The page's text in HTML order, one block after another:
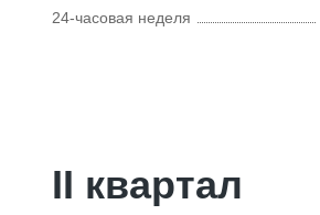
24-часовая неделя
II квартал